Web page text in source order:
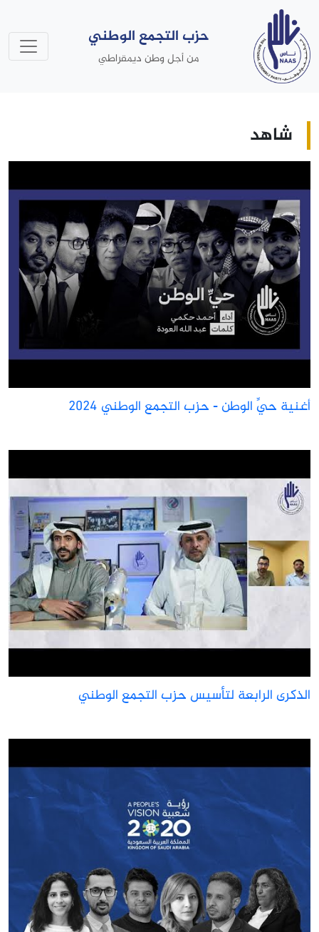
حزب التجمع الوطني
من أجل وطن ديمقراطي
شاهد
حيِّ الوطن - حزب التجمع الوطني 2024
الرابعة لتأسيس حزب التجمع الوطني